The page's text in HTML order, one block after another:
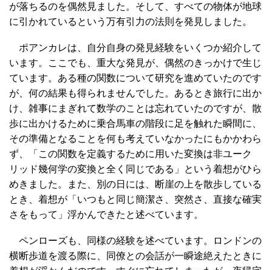
が落ちるのを偶然見ました。そして、すべての物体が地球
に引かれているという万有引力の法則を発見しました。
ポアンカレは、自分自身の発見経験をいくつか紹介して
います。ここでも、重大な発見が、偶然のきっかけで生じ
ています。ある種の関数について研究を進めていたのです
が、何の結果も得られませんでした。あるとき旅行に出か
け、雑事にまぎれて数学のことは忘れていたのですが、散
歩に出かけるために乗合馬車の階段に足を触れた瞬間に、
その準備となることを何も考えていなかったにもかかわら
ず、「この関数を定義するために用いた変換は非ユーク
リッド幾何学の変換と全く同じである」という着想がひら
めきました。また、別の日には、断崖の上を散歩している
とき、着想が「いつもと同じ簡潔さ、突然さ、直接な確実
さをもって」浮かんできたと述べています。
ペンローズも、同様の経験を述べています。ロンドンの
横断歩道を渡る際に、同僚との会話が一瞬途絶えたときに